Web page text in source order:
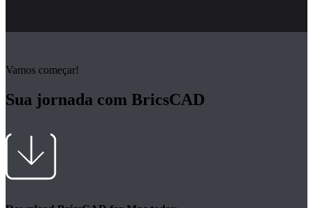
Vamos começar!
Sua jornada com BricsCAD